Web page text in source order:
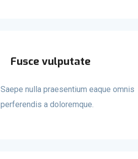
Fusce vulputate
Saepe nulla praesentium eaque omnis
perferendis a doloremque.